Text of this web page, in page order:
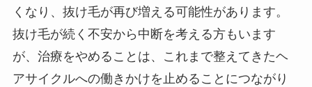
くなり、抜け毛が再び増える可能性があります。
抜け毛が続く不安から中断を考える方もいます
が、治療をやめることは、これまで整えてきたヘ
アサイクルへの働きかけを止めることにつながり